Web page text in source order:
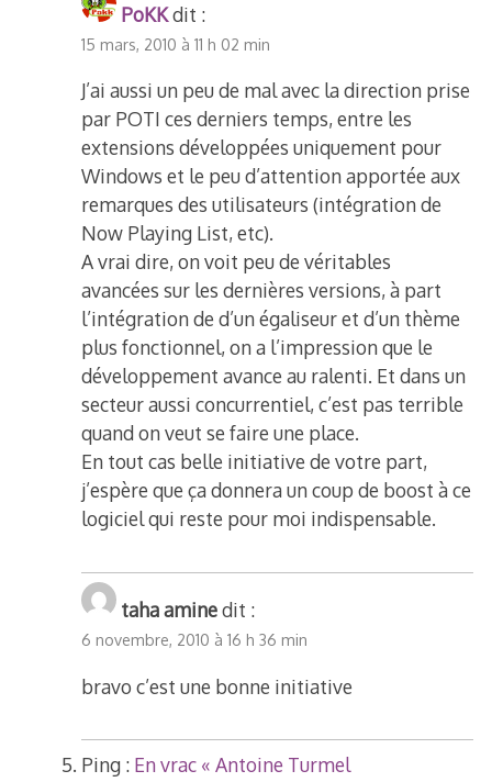
PoKKdit :
15 mars, 2010 à 11 h 02 min
J’ai aussi un peu de mal avec la direction prise
par POTI ces derniers temps, entre les
extensions développées uniquement pour
Windows et le peu d’attention apportée aux
remarques des utilisateurs (intégration de
Now Playing List, etc).
A vrai dire, on voit peu de véritables
avancées sur les dernières versions, à part
l’intégration de d’un égaliseur et d’un thème
plus fonctionnel, on a l’impression que le
développement avance au ralenti. Et dans un
secteur aussi concurrentiel, c’est pas terrible
quand on veut se faire une place.
En tout cas belle initiative de votre part,
j’espère que ça donnera un coup de boost à ce
logiciel qui reste pour moi indispensable.
taha aminedit :
6 novembre, 2010 à 16 h 36 min
bravo c’est une bonne initiative
Ping : En vrac « Antoine Turmel